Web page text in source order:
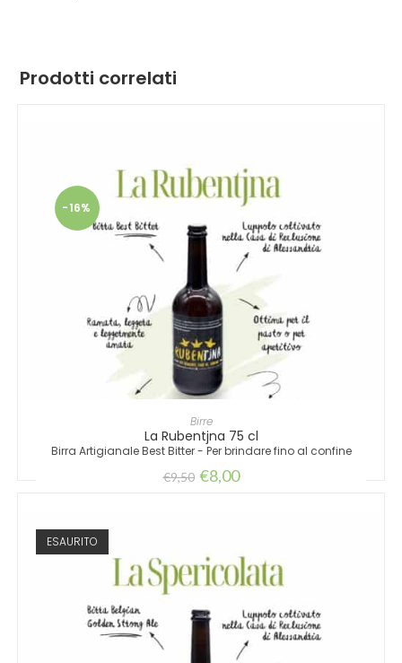
Prodotti correlati
-16%
AGGIUNGI AL CARRELLO
Birre
La Rubentjna 75 cl
Birra Artigianale Best Bitter - Per brindare fino al confine
€9,50 €8,00
ESAURITO